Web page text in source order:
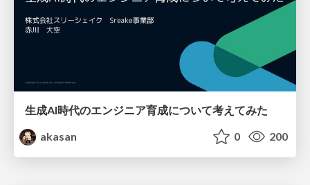
生成AI時代のエンジニア育成について考えてみた
akasan
0 200